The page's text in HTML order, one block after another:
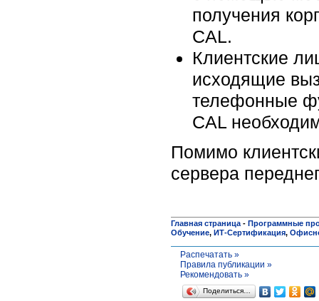
получения
CAL.
Клиентские
исходящие
телефонные
CAL
Помимо
сервера
Главная страница - Программные
Обучение, ИТ-Сертификация,
Распечатать »
Правила публикации »
Рекомендовать »
Поделиться…